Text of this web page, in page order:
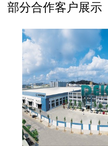
部分合作客户展示